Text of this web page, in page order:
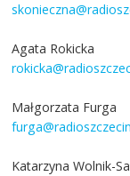
Agata Rokicka
Małgorzata Furga
Katarzyna Wolnik-